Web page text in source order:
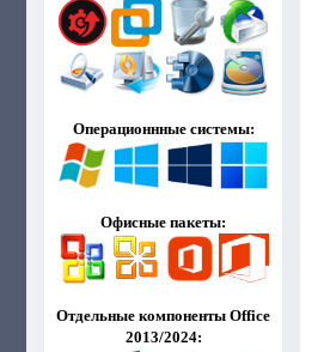
Операционнные системы:
Офисные пакеты:
Отдельные компоненты Office
2013/2024: